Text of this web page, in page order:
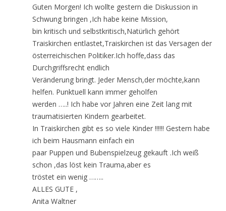
Guten Morgen! Ich wollte gestern die Diskussion in
Schwung bringen ,Ich habe keine Mission,
bin kritisch und selbstkritisch,Natürlich gehört
Traiskirchen entlastet,Traiskirchen ist das Versagen der
österreichischen Politiker.Ich hoffe,dass das
Durchgriffsrecht endlich
Veränderung bringt. Jeder Mensch,der möchte,kann
helfen. Punktuell kann immer geholfen
werden …..! Ich habe vor Jahren eine Zeit lang mit
traumatisierten Kindern gearbeitet.
In Traiskirchen gibt es so viele Kinder !!!!!! Gestern habe
ich beim Hausmann einfach ein
paar Puppen und Bubenspielzeug gekauft .Ich weiß
schon ,das löst kein Trauma,aber es
tröstet ein wenig ……..
ALLES GUTE ,
Anita Waltner